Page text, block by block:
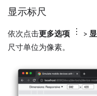
显示标尺
依次点击更多选项 >
尺寸单位为像素。